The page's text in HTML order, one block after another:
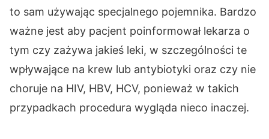
to sam używając specjalnego pojemnika. Bardzo
ważne jest aby pacjent poinformował lekarza o
tym czy zażywa jakieś leki, w szczególności te
wpływające na krew lub antybiotyki oraz czy nie
choruje na HIV, HBV, HCV, ponieważ w takich
przypadkach procedura wygląda nieco inaczej.